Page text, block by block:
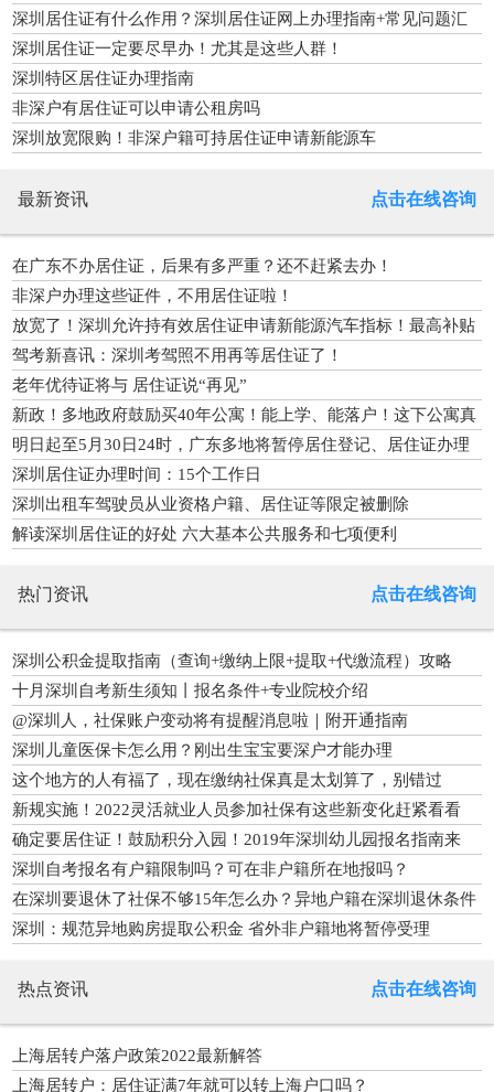
深圳居住证有什么作用？深圳居住证网上办理指南+常见问题汇
总
深圳居住证一定要尽早办！尤其是这些人群！
深圳特区居住证办理指南
非深户有居住证可以申请公租房吗
深圳放宽限购！非深户籍可持居住证申请新能源车
最新资讯 点击在线咨询
在广东不办居住证，后果有多严重？还不赶紧去办！
非深户办理这些证件，不用居住证啦！
放宽了！深圳允许持有效居住证申请新能源汽车指标！最高补贴
2万
驾考新喜讯：深圳考驾照不用再等居住证了！
老年优待证将与 居住证说“再见”
新政！多地政府鼓励买40年公寓！能上学、能落户！这下公寓真
火了
明日起至5月30日24时，广东多地将暂停居住登记、居住证办理
等业务
深圳居住证办理时间：15个工作日
深圳出租车驾驶员从业资格户籍、居住证等限定被删除
解读深圳居住证的好处 六大基本公共服务和七项便利
热门资讯 点击在线咨询
深圳公积金提取指南（查询+缴纳上限+提取+代缴流程）攻略
十月深圳自考新生须知丨报名条件+专业院校介绍
@深圳人，社保账户变动将有提醒消息啦｜附开通指南
深圳儿童医保卡怎么用？刚出生宝宝要深户才能办理
这个地方的人有福了，现在缴纳社保真是太划算了，别错过
新规实施！2022灵活就业人员参加社保有这些新变化赶紧看看
确定要居住证！鼓励积分入园！2019年深圳幼儿园报名指南来
了！
深圳自考报名有户籍限制吗？可在非户籍所在地报吗？
在深圳要退休了社保不够15年怎么办？异地户籍在深圳退休条件
深圳：规范异地购房提取公积金 省外非户籍地将暂停受理
热点资讯 点击在线咨询
上海居转户落户政策2022最新解答
上海居转户：居住证满7年就可以转上海户口吗？